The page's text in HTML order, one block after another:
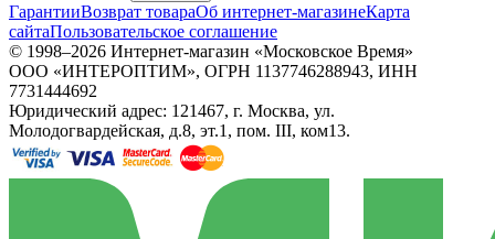
ГарантииВозврат товараОб интернет-магазинеКарта
сайтаПользовательское соглашение
© 1998–2026 Интернет-магазин «Московское Время»
ООО «ИНТЕРОПТИМ», ОГРН 1137746288943, ИНН
7731444692
Юридический адрес: 121467, г. Москва, ул.
Молодогвардейская, д.8, эт.1, пом. III, ком13.